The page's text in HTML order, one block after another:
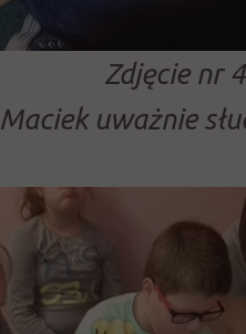
Zdjęcie nr
Maciek uważnie